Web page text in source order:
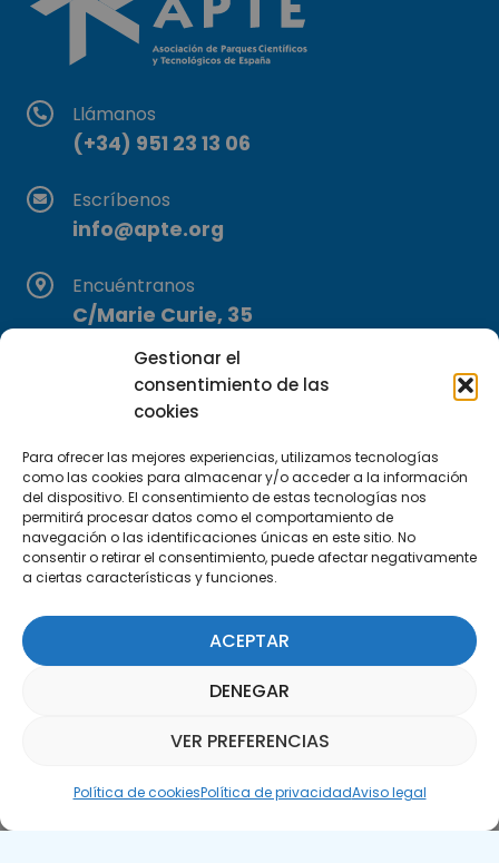
Gestionar el
consentimiento de las
cookies
Para ofrecer las mejores experiencias, utilizamos tecnologías
como las cookies para almacenar y/o acceder a la información
del dispositivo. El consentimiento de estas tecnologías nos
permitirá procesar datos como el comportamiento de
navegación o las identificaciones únicas en este sitio. No
consentir o retirar el consentimiento, puede afectar negativamente
a ciertas características y funciones.
ACEPTAR
DENEGAR
VER PREFERENCIAS
Política de cookiesPolítica de privacidadAviso legal
Llámanos
(+34) 951 23 13 06
Escríbenos
info@apte.org
Encuéntranos
C/Marie Curie, 35
29590 Campanillas, Málaga
Suscríbete a nuestra Newsletter
SUSCRÍBETE AQUÍ